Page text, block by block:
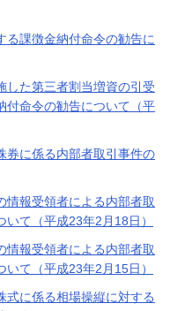
る課徴金納付命令の勧告に
した第三者割当増資の引受
付命令の勧告について（平
券に係る内部者取引事件の
情報受領者による内部者取
て（平成23年2月18日）
情報受領者による内部者取
て（平成23年2月15日）
式に係る相場操縦に対する